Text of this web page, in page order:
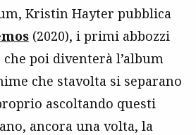
Kristin Hayter pubblica
(2020), i primi abbozzi
poi diventerà l’album
che stavolta si separano
ascoltando questi
ancora una volta, la